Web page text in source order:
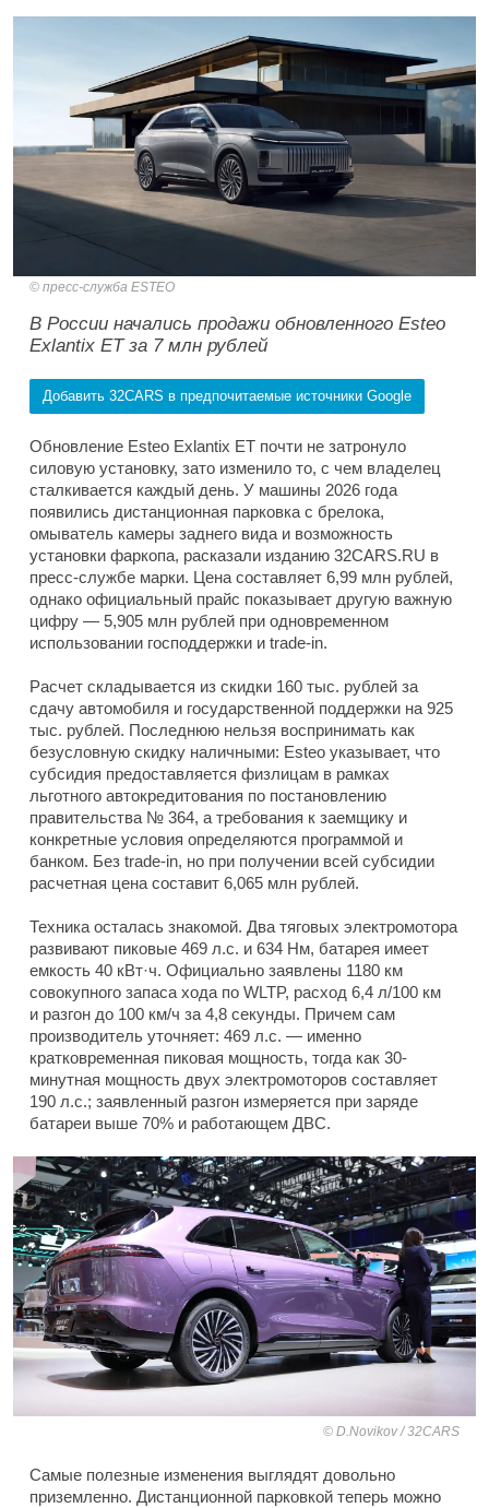
пресс-служба ESTEO
В России начались продажи обновленного Esteo
Exlantix ET за 7 млн рублей
Добавить 32CARS в предпочитаемые источники Google
Обновление Esteo Exlantix ET почти не затронуло
силовую установку, зато изменило то, с чем владелец
сталкивается каждый день. У машины 2026 года
появились дистанционная парковка с брелока,
омыватель камеры заднего вида и возможность
установки фаркопа, расказали изданию 32CARS.RU в
пресс-службе марки. Цена составляет 6,99 млн рублей,
однако официальный прайс показывает другую важную
цифру — 5,905 млн рублей при одновременном
использовании господдержки и trade-in.
Расчет складывается из скидки 160 тыс. рублей за
сдачу автомобиля и государственной поддержки на 925
тыс. рублей. Последнюю нельзя воспринимать как
безусловную скидку наличными: Esteo указывает, что
субсидия предоставляется физлицам в рамках
льготного автокредитования по постановлению
правительства № 364, а требования к заемщику и
конкретные условия определяются программой и
банком. Без trade-in, но при получении всей субсидии
расчетная цена составит 6,065 млн рублей.
Техника осталась знакомой. Два тяговых электромотора
развивают пиковые 469 л.с. и 634 Нм, батарея имеет
емкость 40 кВт·ч. Официально заявлены 1180 км
совокупного запаса хода по WLTP, расход 6,4 л/100 км
и разгон до 100 км/ч за 4,8 секунды. Причем сам
производитель уточняет: 469 л.с. — именно
кратковременная пиковая мощность, тогда как 30-
минутная мощность двух электромоторов составляет
190 л.с.; заявленный разгон измеряется при заряде
батареи выше 70% и работающем ДВС.
D.Novikov / 32CARS
Самые полезные изменения выглядят довольно
приземленно. Дистанционной парковкой теперь можно